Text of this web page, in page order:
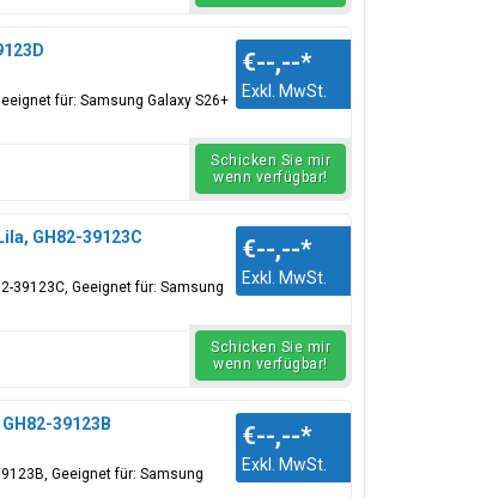
für: Samsung Galaxy S26+
€--,--*
Exkl. MwSt.
Schicken Sie mir
wenn verfügbar!
GH82-39123C
39123C, Geeignet für: Samsung
€--,--*
Exkl. MwSt.
Schicken Sie mir
wenn verfügbar!
39123B
Geeignet für: Samsung
€--,--*
Exkl. MwSt.